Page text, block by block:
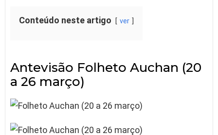
Conteúdo neste artigo ver
Antevisão Folheto Auchan (20
a 26 março)